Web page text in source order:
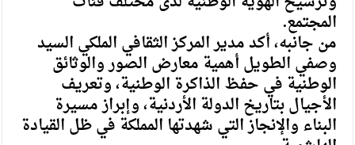
المجتمع.
من جانبه، أكد مدير المركز الثقافي الملكي السيد
وصفي الطويل أهمية معارض الصور والوثائق
الوطنية في حفظ الذاكرة الوطنية، وتعريف
الأجيال بتاريخ الدولة الأردنية، وإبراز مسيرة
البناء والإنجاز التي شهدتها المملكة في ظل القيادة